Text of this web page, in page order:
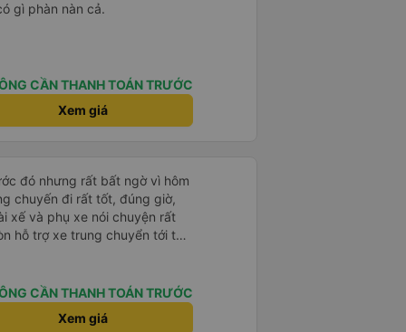
gì phàn nàn cả.
CẦN THANH TOÁN TRƯỚC
Xem giá
đó nhưng rất bất ngờ vì hôm
chuyến đi rất tốt, đúng giờ,
xế và phụ xe nói chuyện rất
hỗ trợ xe trung chuyển tới tận
CẦN THANH TOÁN TRƯỚC
Xem giá